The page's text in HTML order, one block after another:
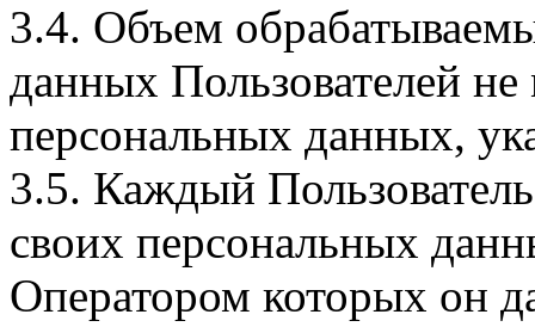
3.4. Объем
данных Пользователей
персональных данных,
3.5. Каждый
своих персональных
Оператором которых он